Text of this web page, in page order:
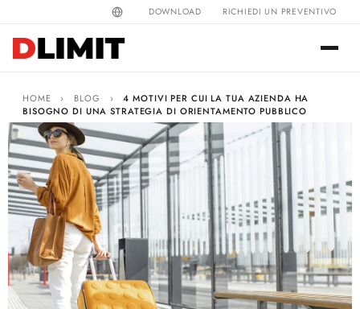
DOWNLOAD RICHIEDI UN PREVENTIVO
HOME › BLOG ›
4 MOTIVI PER CUI LA TUA AZIENDA HA
BISOGNO DI UNA STRATEGIA DI ORIENTAMENTO PUBBLICO